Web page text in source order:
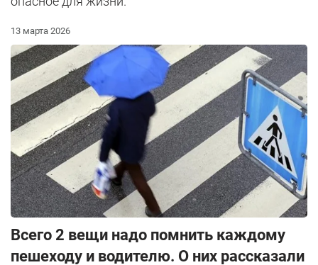
13 марта 2026
Всего 2 вещи надо помнить каждому
пешеходу и водителю. О них рассказали